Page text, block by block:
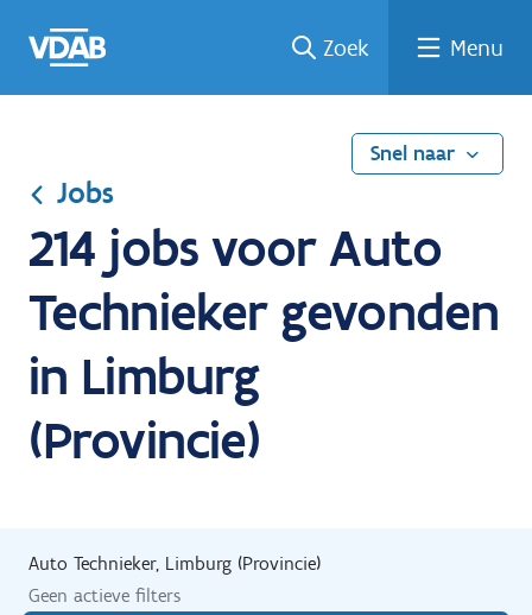
naar
een
een
job
naar
Zoek Menu
Snel naar
Jobs
214 jobs voor Auto
Technieker gevonden
in Limburg
(Provincie)
Auto Technieker, Limburg (Provincie)
Geen actieve filters